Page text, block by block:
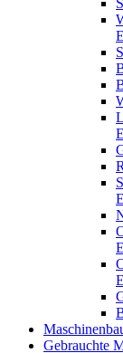
Gebrauchte